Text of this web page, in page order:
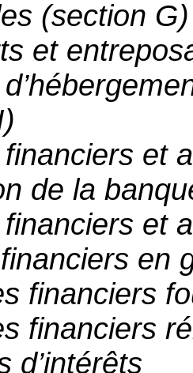
(section G)
et
et
de la
et
en
financiers
financiers
d’intérêts